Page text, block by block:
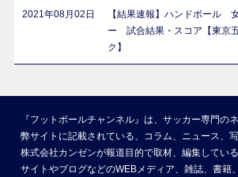
2021年08月02日
【結果速報】ハンドボール
ー 試合結果・スコア【東京
ク】
『フットボールチャンネル』は、サッカー専門の
弊サイトに記載されている、コラム、ニュース、
株式会社カンゼンが報道目的で取材、編集してい
サイトやブログなどのWEBメディア、雑誌、書籍